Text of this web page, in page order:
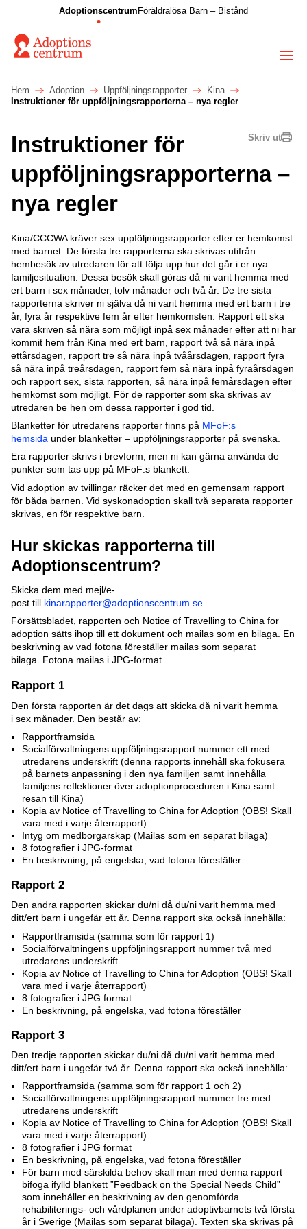
Adoptionscentrum Föräldralösa Barn – Bistånd
Hem Adoption Uppföljningsrapporter
Kina
Instruktioner för uppföljningsrapporterna – nya regler
Skriv ut
Instruktioner för
uppföljningsrapporterna –
nya regler
Kina/CCCWA kräver sex uppföljningsrapporter efter er hemkomst
med barnet. De första tre rapporterna ska skrivas utifrån
hembesök av utredaren för att följa upp hur det går i er nya
familjesituation. Dessa besök skall göras då ni varit hemma med
ert barn i sex månader, tolv månader och två år. De tre sista
rapporterna skriver ni själva då ni varit hemma med ert barn i tre
år, fyra år respektive fem år efter hemkomsten. Rapport ett ska
vara skriven så nära som möjligt inpå sex månader efter att ni har
kommit hem från Kina med ert barn, rapport två så nära inpå
ettårsdagen, rapport tre så nära inpå tvåårsdagen, rapport fyra
så nära inpå treårsdagen, rapport fem så nära inpå fyraårsdagen
och rapport sex, sista rapporten, så nära inpå femårsdagen efter
hemkomst som möjligt. För de rapporter som ska skrivas av
utredaren be hen om dessa rapporter i god tid.
Blanketter för utredarens rapporter finns på MFoF:s
hemsida under blanketter – uppföljningsrapporter på svenska.
Era rapporter skrivs i brevform, men ni kan gärna använda de
punkter som tas upp på MFoF:s blankett.
Vid adoption av tvillingar räcker det med en gemensam rapport
för båda barnen. Vid syskonadoption skall två separata rapporter
skrivas, en för respektive barn.
Hur skickas rapporterna till
Adoptionscentrum?
Skicka dem med mejl/e-
post till kinarapporter@adoptionscentrum.se
Försättsbladet, rapporten och Notice of Travelling to China for
adoption sätts ihop till ett dokument och mailas som en bilaga. En
beskrivning av vad fotona föreställer mailas som separat
bilaga. Fotona mailas i JPG-format.
Rapport 1
Den första rapporten är det dags att skicka då ni varit hemma
i sex månader. Den består av:
Rapportframsida
Socialförvaltningens uppföljningsrapport nummer ett med
utredarens underskrift (denna rapports innehåll ska fokusera
på barnets anpassning i den nya familjen samt innehålla
familjens reflektioner över adoptionproceduren i Kina samt
resan till Kina)
Kopia av Notice of Travelling to China for Adoption (OBS! Skall
vara med i varje återrapport)
Intyg om medborgarskap (Mailas som en separat bilaga)
8 fotografier i JPG-format
En beskrivning, på engelska, vad fotona föreställer
Rapport 2
Den andra rapporten skickar du/ni då du/ni varit hemma med
ditt/ert barn i ungefär ett år. Denna rapport ska också innehålla:
Rapportframsida (samma som för rapport 1)
Socialförvaltningens uppföljningsrapport nummer två med
utredarens underskrift
Kopia av Notice of Travelling to China for Adoption (OBS! Skall
vara med i varje återrapport)
8 fotografier i JPG format
En beskrivning, på engelska, vad fotona föreställer
Rapport 3
Den tredje rapporten skickar du/ni då du/ni varit hemma med
ditt/ert barn i ungefär två år. Denna rapport ska också innehålla:
Rapportframsida (samma som för rapport 1 och 2)
Socialförvaltningens uppföljningsrapport nummer tre med
utredarens underskrift
Kopia av Notice of Travelling to China for Adoption (OBS! Skall
vara med i varje återrapport)
8 fotografier i JPG format
En beskrivning, på engelska, vad fotona föreställer
För barn med särskilda behov skall man med denna rapport
bifoga ifylld blankett ”Feedback on the Special Needs Child”
som innehåller en beskrivning av den genomförda
rehabiliterings- och vårdplanen under adoptivbarnets två första
år i Sverige (Mailas som separat bilaga). Texten ska skrivas på